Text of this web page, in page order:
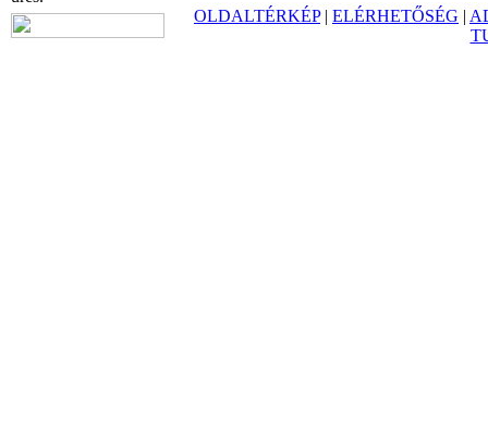
OLDALTÉRKÉP| ELÉRHETŐSÉG |